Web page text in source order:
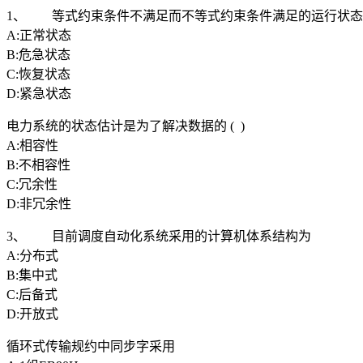
1、 等式约束条件不满足而不等式约束条件满足的运行状
A:正常状态
B:危急状态
C:恢复状态
D:紧急状态
电力系统的状态估计是为了解决数据的 ( )
A:相容性
B:不相容性
C:冗余性
D:非冗余性
3、 目前调度自动化系统采用的计算机体系结构为
A:分布式
B:集中式
C:后备式
D:开放式
循环式传输规约中同步字采用